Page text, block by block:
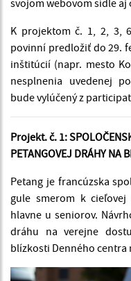
K projektom č. 1, 2, 3,
povinní predložiť do 29.
inštitúcií (napr. mesto
nesplnenia uvedenej
bude vylúčený z
Projekt. č. 1:
PETANGOVEJ DRÁHY NA
Petang je francúzska
gule smerom k
hlavne u seniorov.
dráhu na verejne
blízkosti Denného centra